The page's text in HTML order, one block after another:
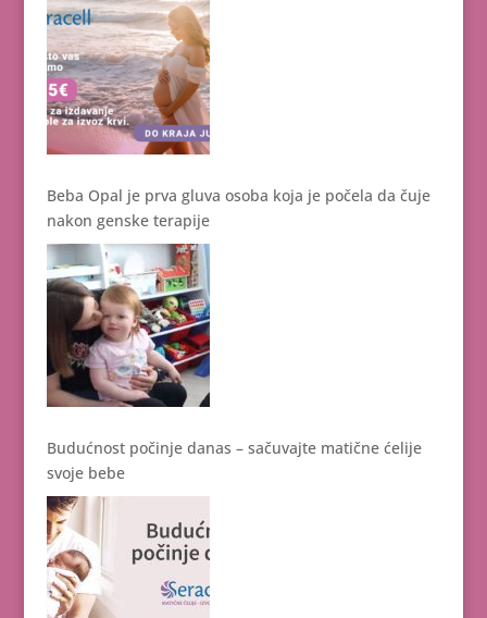
Beba Opal je prva gluva osoba koja je počela da čuje
nakon genske terapije
Budućnost počinje danas – sačuvajte matične ćelije
svoje bebe